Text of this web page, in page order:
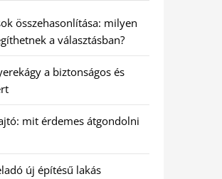
összehasonlítása: milyen
a választásban?
a biztonságos és
mit érdemes átgondolni
új építésű lakás